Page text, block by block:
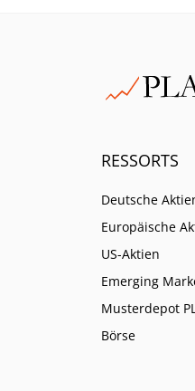
eine
anders
RESSORTS
Deutsche
Europäische
US-Aktien
Emerging
Musterdepot
Börse